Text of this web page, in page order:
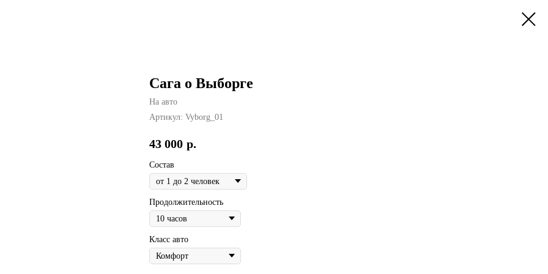
Сага о Выборге
На авто
Артикул: Vyborg_01
43 000 р.
Состав
Продолжительность
Класс авто